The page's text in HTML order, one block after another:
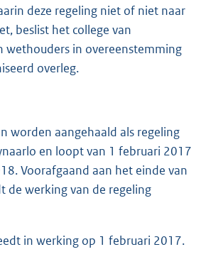
deze regeling niet of niet naar
beslist het college van
wethouders in overeenstemming
overleg.
worden aangehaald als regeling
en loopt van 1 februari 2017
Voorafgaand aan het einde van
de werking van de regeling
in werking op 1 februari 2017.